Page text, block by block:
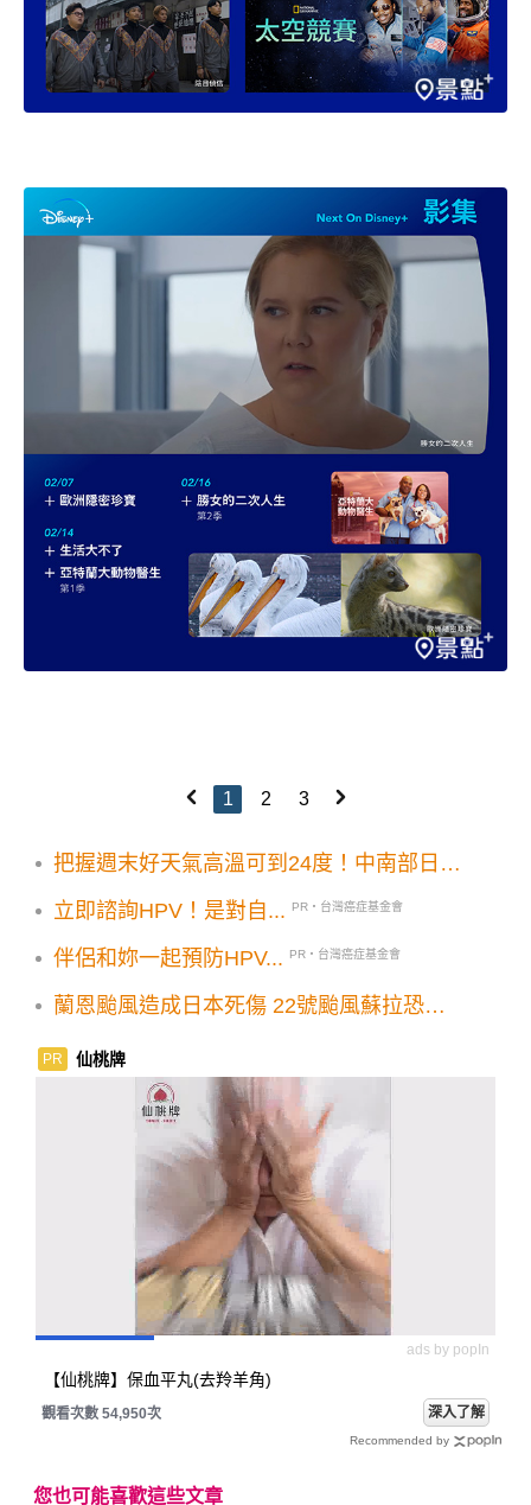
1 2 3
把握週末好天氣高溫可到24度！中南部日夜
立即諮詢HPV！是對自...
PR・台灣癌症基金會
伴侶和妳一起預防HPV... PR・台灣癌症基金會
蘭恩颱風造成日本死傷 22號颱風蘇拉恐成
PR 仙桃牌
ads by popIn
【仙桃牌】保血平丸(去羚羊角)
觀看次數 54,950次 深入了解
Recommended by
您也可能喜歡這些文章